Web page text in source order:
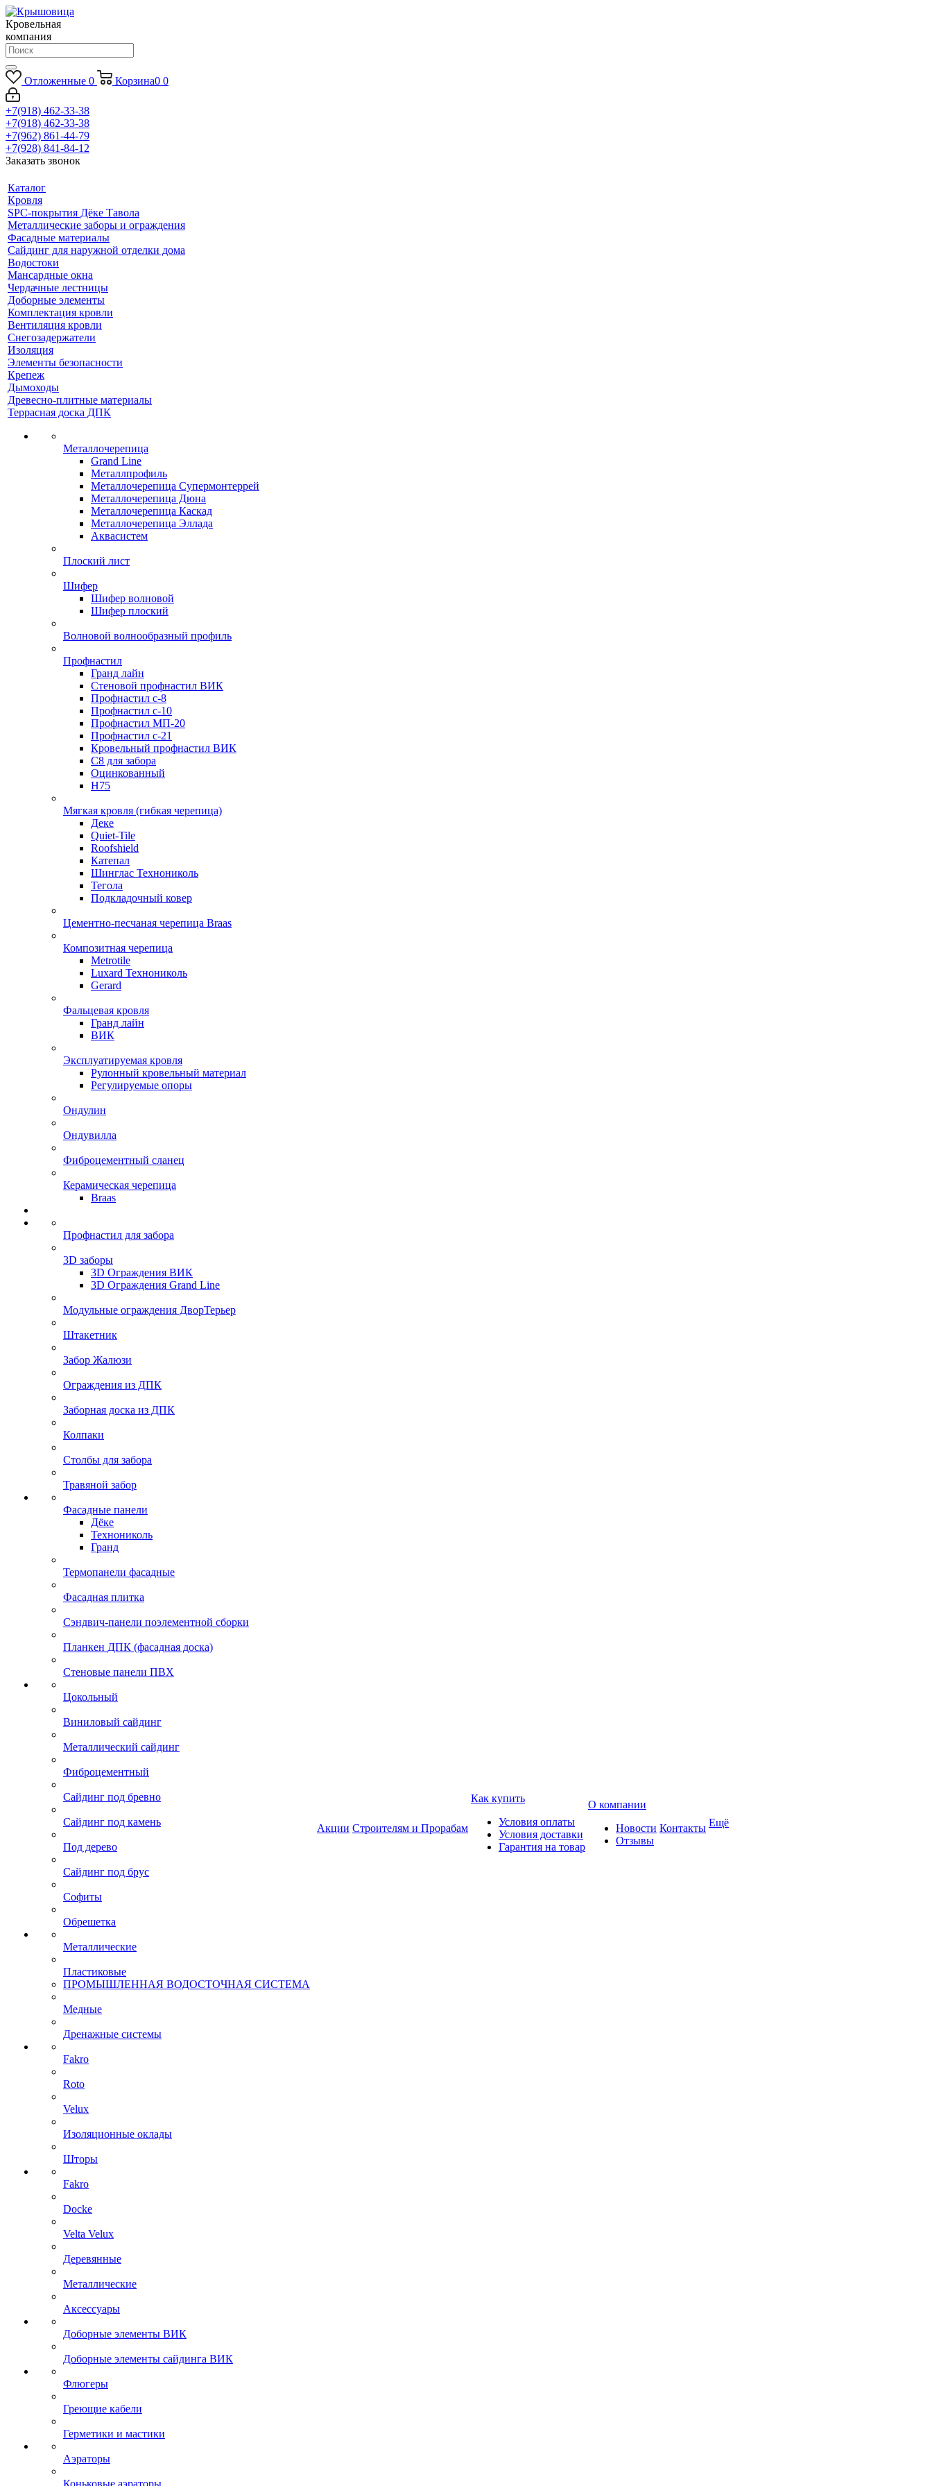
Кровельная
компания
Отложенные 0 Корзина0 0
+7(918) 462-33-38
+7(918) 462-33-38
+7(962) 861-44-79
+7(928) 841-84-12
Заказать звонок
Каталог
Кровля
SPC-покрытия Дёке Тавола
Металлические заборы и ограждения
Фасадные материалы
Сайдинг для наружной отделки дома
Водостоки
Мансардные окна
Чердачные лестницы
Доборные элементы
Комплектация кровли
Вентиляция кровли
Снегозадержатели
Изоляция
Элементы безопасности
Крепеж
Дымоходы
Древесно-плитные материалы
Террасная доска ДПК
Металлочерепица
Grand Line
Металлпрофиль
Металлочерепица Супермонтеррей
Металлочерепица Дюна
Металлочерепица Каскад
Металлочерепица Эллада
Аквасистем
Плоский лист
Шифер
Шифер волновой
Шифер плоский
Волновой волнообразный профиль
Профнастил
Гранд лайн
Стеновой профнастил ВИК
Профнастил с-8
Профнастил с-10
Профнастил МП-20
Профнастил с-21
Кровельный профнастил ВИК
С8 для забора
Оцинкованный
Н75
Мягкая кровля (гибкая черепица)
Деке
Quiet-Tile
Roofshield
Катепал
Шинглас Технониколь
Тегола
Подкладочный ковер
Цементно-песчаная черепица Braas
Композитная черепица
Metrotile
Luxard Технониколь
Gerard
Фальцевая кровля
Гранд лайн
ВИК
Эксплуатируемая кровля
Рулонный кровельный материал
Регулируемые опоры
Ондулин
Ондувилла
Фиброцементный сланец
Керамическая черепица
Braas
Профнастил для забора
3D заборы
3D Ограждения ВИК
3D Ограждения Grand Line
Модульные ограждения ДворТерьер
Штакетник
Забор Жалюзи
Ограждения из ДПК
Заборная доска из ДПК
Колпаки
Столбы для забора
Травяной забор
Фасадные панели
Дёке
Технониколь
Гранд
Термопанели фасадные
Фасадная плитка
Сэндвич-панели поэлементной сборки
Планкен ДПК (фасадная доска)
Стеновые панели ПВХ
Цокольный
Виниловый сайдинг
Металлический сайдинг
Фиброцементный
Сайдинг под бревно
Сайдинг под камень
Под дерево
Сайдинг под брус
Софиты
Обрешетка
Металлические
Пластиковые
ПРОМЫШЛЕННАЯ ВОДОСТОЧНАЯ СИСТЕМА
Медные
Дренажные системы
Fakro
Roto
Velux
Изоляционные оклады
Шторы
Fakro
Docke
Velta Velux
Деревянные
Металлические
Аксессуары
Доборные элементы ВИК
Доборные элементы сайдинга ВИК
Флюгеры
Греющие кабели
Герметики и мастики
Аэраторы
Коньковые аэраторы
Акции Строителям и Прорабам
Как купить
Условия оплаты
Условия доставки
Гарантия на товар
О компании
Новости
Отзывы
Контакты Ещё